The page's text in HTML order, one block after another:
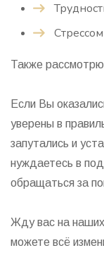
Также
Если Вы
уверены в
запутались и
нуждаетесь в
обращаться за
Жду вас на
можете всё